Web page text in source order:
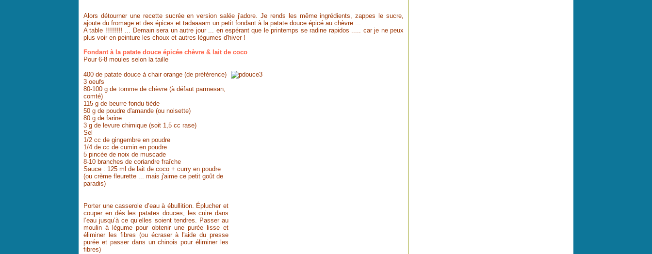
Alors détourner une recette sucrée en version salée j'adore. Je rends les même ingrédients, zappes le sucre,
ajoute du fromage et des épices et tadaaaam un petit fondant à la patate douce épicé au chèvre ...
A table !!!!!!!!! ... Demain sera un autre jour ... en espérant que le printemps se radine rapidos ..... car je ne peux
plus voir en peinture les choux et autres légumes d'hiver !
Fondant à la patate douce épicée chèvre & lait de coco
Pour 6-8 moules selon la taille
400 de patate douce à chair orange (de préférence)
3 oeufs
80-100 g de tomme de chèvre (à défaut parmesan,
comté)
115 g de beurre fondu tiède
50 g de poudre d'amande (ou noisette)
80 g de farine
3 g de levure chimique (soit 1,5 cc rase)
Sel
1/2 cc de gingembre en poudre
1/4 de cc de cumin en poudre
5 pincée de noix de muscade
8-10 branches de coriandre fraîche
Sauce : 125 ml de lait de coco + curry en poudre
(ou crème fleurette ... mais j'aime ce petit goût de
paradis)
Porter une casserole d’eau à ébullition. Éplucher et
couper en dés les patates douces, les cuire dans
l’eau jusqu’à ce qu’elles soient tendres. Passer au
moulin à légume pour obtenir une purée lisse et
éliminer les fibres (ou écraser à l'aide du presse
purée et passer dans un chinois pour éliminer les
fibres)